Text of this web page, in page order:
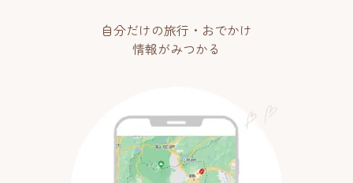
自分だけの旅行・おでかけ
情報がみつかる